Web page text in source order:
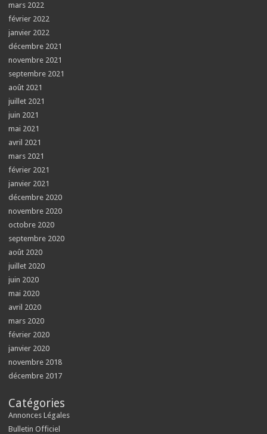
mars 2022
février 2022
janvier 2022
décembre 2021
novembre 2021
septembre 2021
août 2021
juillet 2021
juin 2021
mai 2021
avril 2021
mars 2021
février 2021
janvier 2021
décembre 2020
novembre 2020
octobre 2020
septembre 2020
août 2020
juillet 2020
juin 2020
mai 2020
avril 2020
mars 2020
février 2020
janvier 2020
novembre 2018
décembre 2017
Catégories
Annonces Légales
Bulletin Officiel